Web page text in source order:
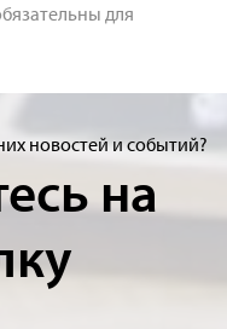
для
новостей и событий?
на